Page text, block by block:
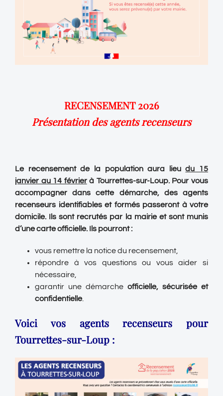
RECENSEMENT 2026
Présentation des agents recenseurs
Le recensement de la population aura lieudu 15
janvier au 14 févrierà Tourrettes-sur-Loup. Pour vous
accompagner dans cette démarche, des agents
recenseurs identifiables et formés passeront à votre
domicile. Ils sont recrutés par la mairie et sont munis
d’une carte officielle. Ils pourront :
vous remettre la notice du recensement,
répondre à vos questions ou vous aider si
nécessaire,
garantir une démarche officielle, sécurisée et
confidentielle.
Voici vos agents recenseurs pour
Tourrettes-sur-Loup :